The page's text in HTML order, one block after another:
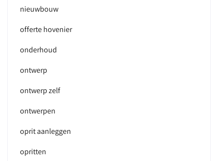
nieuwbouw
offerte hovenier
onderhoud
ontwerp
ontwerp zelf
ontwerpen
oprit aanleggen
opritten